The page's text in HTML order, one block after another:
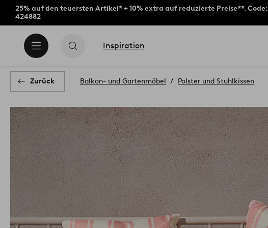
25% auf den teuersten Artikel* + 10% extra auf reduzierte Preise**. Code:
424882
Inspiration
Zurück Balkon- und Gartenmöbel Polster und Stuhlkissen